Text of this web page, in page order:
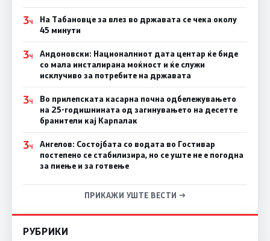
3Ч
На Табановце за влез во државата се чека околу
45 минути
3Ч
Андоновски: Националниот дата центар ќе биде
со мала инсталирана моќност и ќе служи
исклучиво за потребите на државата
3Ч
Во прилепската касарна почна одбележувањето
на 25-годишнината од загинувањето на десетте
бранители кај Карпалак
3Ч
Ангелов: Состојбата со водата во Гостивар
постепено се стабилизира, но се уште не е погодна
за пиење и за готвење
ПРИКАЖИ УШТЕ ВЕСТИ →
РУБРИКИ